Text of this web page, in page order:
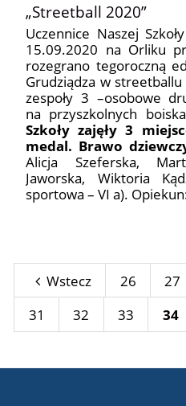
„Streetball 2020”
Uczennice Naszej
15.09.2020 na Orliku
rozegrano tegoroczną
Grudziądza w
zespoły 3 –osobowe
na przyszkolnych
Szkoły zajęły 3
medal. Brawo
Alicja Szeferska,
Jaworska, Wiktoria
sportowa – VI a).
Wstecz 26 27
31
32 33 34